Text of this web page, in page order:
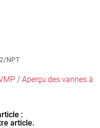
NPT
/ Aperçu des vannes à
:
article.